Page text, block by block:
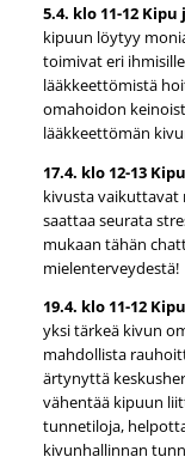
5.4. klo 11-12
kipuun löytyy
toimivat eri
lääkkeettömistä
omahoidon
lääkkeettömän
17.4. klo 12-13
kivusta vaikuttavat
saattaa seurata
mukaan tähän
mielenterveydestä!
19.4. klo 11-12
yksi tärkeä kivun
mahdollista
ärtynyttä
vähentää kipuun
tunnetiloja,
kivunhallinnan